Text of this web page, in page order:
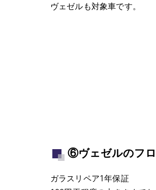
ヴェゼルも対象車です。
⑥ヴェゼルのフ
ガラスリペア1年保証